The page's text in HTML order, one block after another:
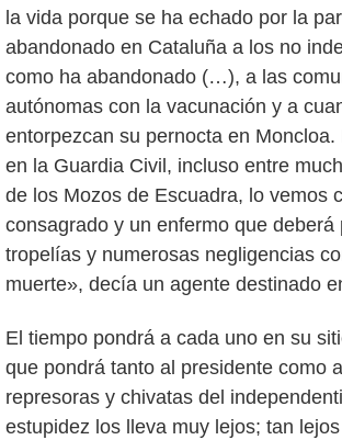
la vida porque se ha echado por la
abandonado en Cataluña a los no
como ha abandonado (…), a las
autónomas con la vacunación y a
entorpezcan su pernocta en
en la Guardia Civil, incluso entre
de los Mozos de Escuadra, lo vemos
consagrado y un enfermo que deberá
tropelías y numerosas negligencias
muerte», decía un agente destinado
El tiempo pondrá a cada uno en su
que pondrá tanto al presidente como
represoras y chivatas del
estupidez los lleva muy lejos; tan